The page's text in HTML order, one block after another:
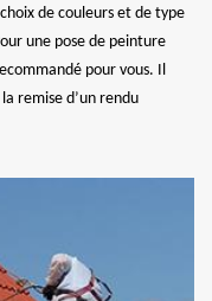
de couleurs et de type
une pose de peinture
pour vous. Il
remise d’un rendu